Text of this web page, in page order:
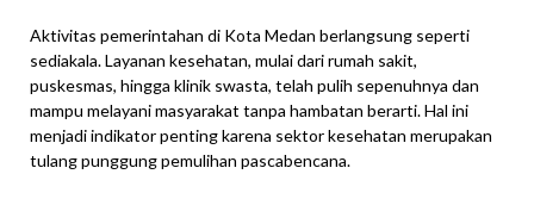
Aktivitas pemerintahan di Kota Medan berlangsung seperti
sediakala. Layanan kesehatan, mulai dari rumah sakit,
puskesmas, hingga klinik swasta, telah pulih sepenuhnya dan
mampu melayani masyarakat tanpa hambatan berarti. Hal ini
menjadi indikator penting karena sektor kesehatan merupakan
tulang punggung pemulihan pascabencana.